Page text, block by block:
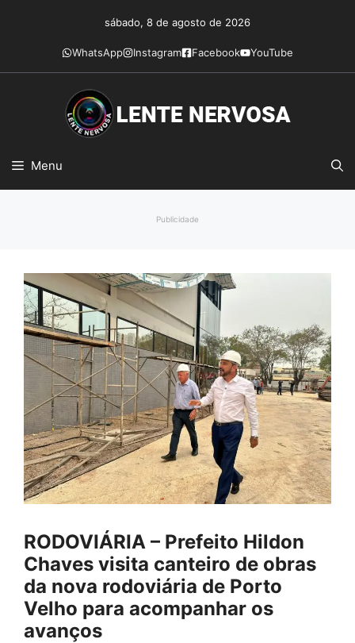
conteúdo
sábado, 8 de agosto de 2026
WhatsApp Instagram Facebook YouTube
Menu
Publicidade
RODOVIÁRIA – Prefeito Hildon
Chaves visita canteiro de obras
da nova rodoviária de Porto
Velho para acompanhar os
avanços